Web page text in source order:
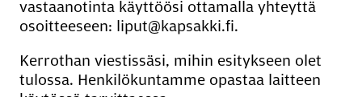
vastaanotinta käyttöösi ottamalla yhteyttä
osoitteeseen: liput@kapsakki.fi.
Kerrothan viestissäsi, mihin esitykseen olet
tulossa. Henkilökuntamme opastaa laitteen